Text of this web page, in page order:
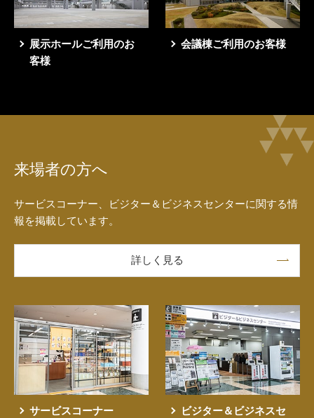
展示ホールご利用のお
客様
会議棟ご利用のお客様
来場者の方へ
サービスコーナー、ビジター＆ビジネスセンターに関する情
報を掲載しています。
詳しく見る
サービスコーナー
ビジター＆ビジネスセ